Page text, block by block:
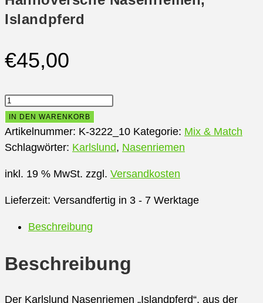
Islandpferd
€45,00
Karlslund
Mix
&
Match
Nasenriemen,
Islandpferd
IN DEN WARENKORB
Artikelnummer: K-3222_10 Kategorie: Mix & Match
Schlagwörter: Karlslund, Nasenriemen
inkl. 19 % MwSt. zzgl. Versandkosten
Lieferzeit: Versandfertig in 3 - 7 Werktage
Beschreibung
Beschreibung
Der Karlslund Nasenriemen „Islandpferd“, aus der